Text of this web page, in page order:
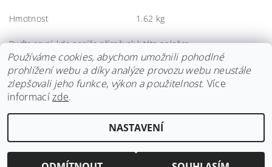
Hmotnost 1.62 kg
Buďte první, kdo napíše příspěvek k této položce.
Přidat komentář
2026 ©mojerohozka.cz, všechna práva vyhrazenaUpravit nastavení cookies
Používáme cookies, abychom umožnili pohodlné
prohlížení webu a díky analýze provozu webu neustále
zlepšovali jeho funkce, výkon a použitelnost. Více
informacízde.
NASTAVENÍ